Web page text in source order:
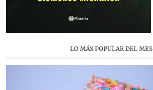
LO MÁS POPULAR DEL MES